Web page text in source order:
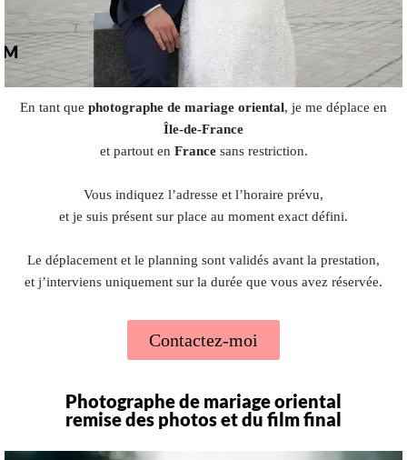
En tant que photographe de mariage oriental, je me déplace en
Île-de-France
et partout en Francesans restriction.
Vous indiquez l’adresse et l’horaire prévu,
et je suis présent sur place au moment exact défini.
Le déplacement et le planning sont validés avant la prestation,
et j’interviens uniquement sur la durée que vous avez réservée.
Contactez-moi
Photographe de mariage oriental
remise des photos et du film final